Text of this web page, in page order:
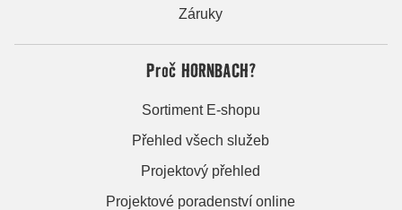
Záruky
Proč HORNBACH?
Sortiment E-shopu
Přehled všech služeb
Projektový přehled
Projektové poradenství online